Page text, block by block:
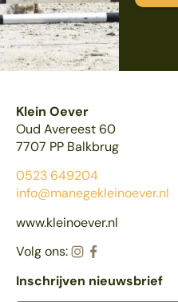
Klein Oever
Oud Avereest 60
7707 PP Balkbrug
0523 649204
info@manegekleinoever.nl
www.kleinoever.nl
Volg ons:
Inschrijven nieuwsbrief